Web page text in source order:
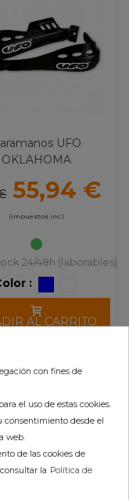
UFO
OKLAHOMA
55,94 €
(impuestos inc.)
24/48h (laborables)
:
AL CARRITO
con fines de
el uso de estas cookies.
consentimiento desde el
web.
de las cookies de
la Política de